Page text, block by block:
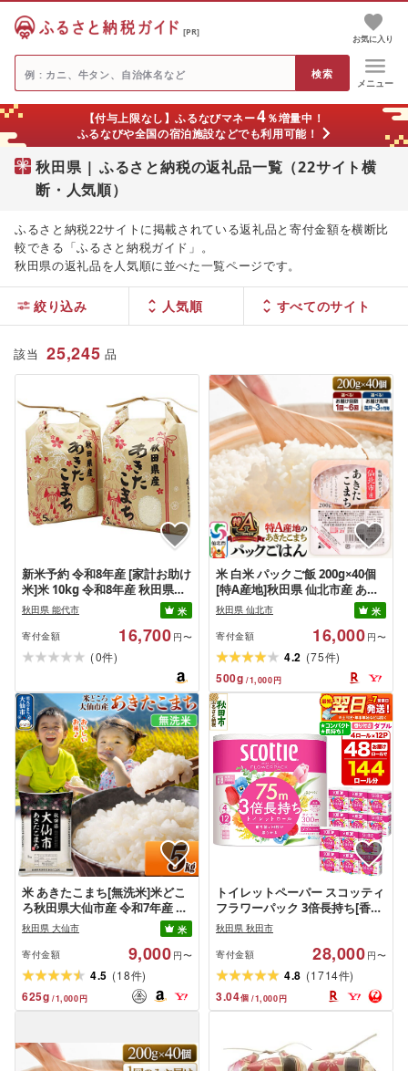
[PR]
お気に入り
メニュー
【付与上限なし】ふるなびマネー4％増量中！
ふるなびや全国の宿泊施設などでも利用可能！
秋田県 | ふるさと納税の返礼品一覧（22サイト横
断・人気順）
ふるさと納税22サイトに掲載されている返礼品と寄付金額を横断比
較できる「ふるさと納税ガイド」。
秋田県の返礼品を人気順に並べた一覧ページです。
絞り込み 人気順
該当 25,245 品
新米予約 令和8年産 [家計お助け
米]米 10kg 令和8年産 秋田県産
あきたこまち 厳選米 単一原料
米100% 白米 (5kg×2袋)
秋田県 能代市
米
寄付金額
16,700 円〜
(0件)
米 白米 パックご飯 200g×40個
[特A産地]秋田県 仙北市産 あき
たこまち パックごはん[選べる
お届け回数・周期 1回〜6回定期
便] [パックライス 200g あきた
こまち ご飯 ご飯パック ごはん
パック パック レトルト 米]
秋田県 仙北市
米
寄付金額
16,000 円〜
4.2 (75件)
500g /1,000円
米 あきたこまち[無洗米]米どこ
ろ秋田県大仙市産 令和7年産 精
米 5kg(5kg×1袋)
秋田県 大仙市
米
寄付金額
9,000 円〜
4.5 (18件)
625g /1,000円
トイレットペーパー スコッティ
フラワーパック 3倍長持ち[香り
付]4ロール(ダブル)×12パック
[スコッティ フラワーパック ト
イレットペーパー 日本製紙クレ
シア 新生活 日用品]
秋田県 秋田市
寄付金額 28,000 円〜
4.8 (1714件)
3.04個 /1,000円